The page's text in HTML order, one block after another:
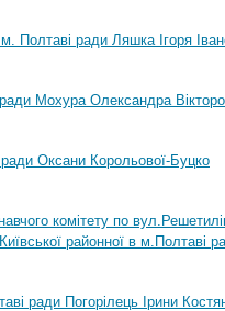
Полтаві ради Ляшка Ігоря
Мохура Олександра
ради Оксани Корольової-Буцко
комітету по
районної в м.Полтаві
ради Погорілець Ірини